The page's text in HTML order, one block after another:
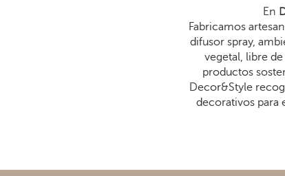
En
Fabricamos
difusor spray,
vegetal, libre
productos
Decor&Style
decorativos para